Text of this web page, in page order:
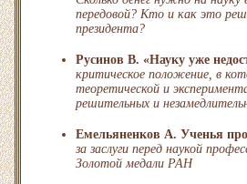
передовой? Кто и как это
президента?
Русинов В. «Науку уже
критическое положение, в
теоретической и
решительных и
Емельяненков А. Ученья
за заслуги перед наукой
Золотой медали РАН